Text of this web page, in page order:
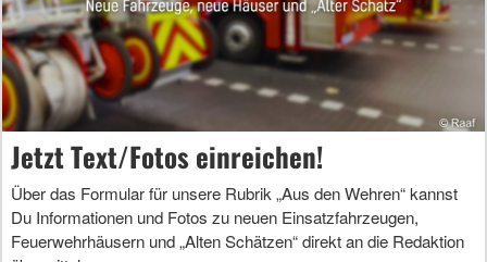
Jetzt Text/Fotos einreichen!
Über das Formular für unsere Rubrik „Aus den Wehren“ kannst
Du Informationen und Fotos zu neuen Einsatzfahrzeugen,
Feuerwehrhäusern und „Alten Schätzen“ direkt an die Redaktion